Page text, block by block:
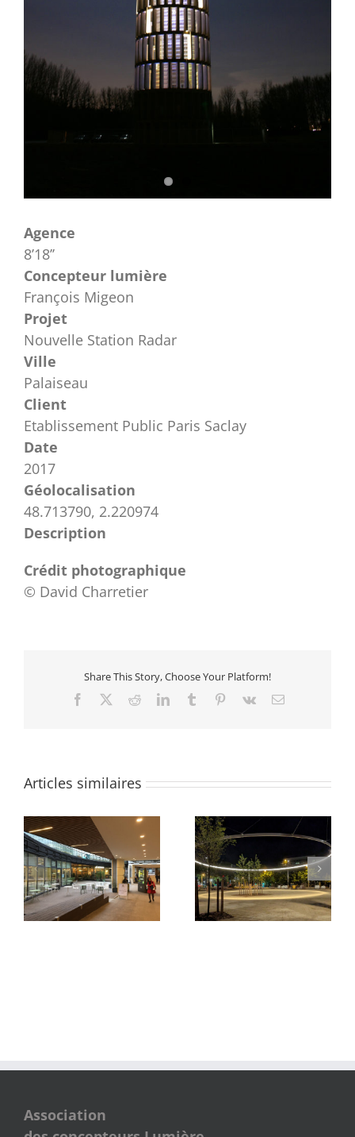
Agence
8’18’’
Concepteur lumière
François Migeon
Projet
Nouvelle Station Radar
Ville
Palaiseau
Client
Etablissement Public Paris Saclay
Date
2017
Géolocalisation
48.713790, 2.220974
Description
Crédit photographique
© David Charretier
Share This Story, Choose Your Platform!
Facebook RedditLinkedInTumblr Pinterest
Vk Email
Articles similaires
Quartier des Groues
Parvis du Pont Neuf et
de La Samaritaine
Association